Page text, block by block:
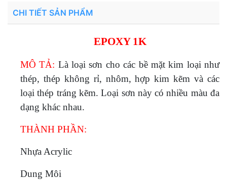
CHI TIẾT SẢN PHẨM
EPOXY 1K
MÔ TẢ: Là loại sơn cho các bề mặt kim loại như
thép, thép không rỉ, nhôm, hợp kim kẽm và các
loại thép tráng kẽm. Loại sơn này có nhiều màu đa
dạng khác nhau.
THÀNH PHẦN:
Nhựa Acrylic
Dung Môi